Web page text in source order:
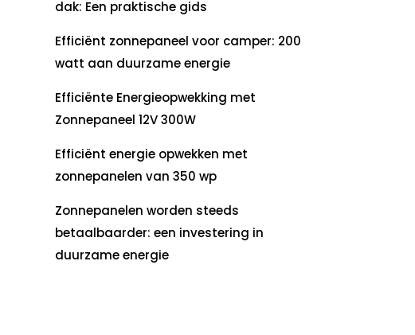
dak: Een praktische gids
Efficiënt zonnepaneel voor camper: 200
watt aan duurzame energie
Efficiënte Energieopwekking met
Zonnepaneel 12V 300W
Efficiënt energie opwekken met
zonnepanelen van 350 wp
Zonnepanelen worden steeds
betaalbaarder: een investering in
duurzame energie